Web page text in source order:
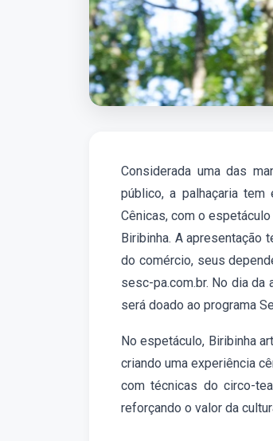
Considerada uma das
público, a palhaçaria
Cênicas, com o
Biribinha. A apresentação
do comércio, seus
sesc-pa.com.br. No dia
será doado ao programa
No espetáculo, Biribinha
criando uma experiência
com técnicas do circo-
reforçando o valor da